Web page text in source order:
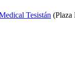
Tesistán (Plaza